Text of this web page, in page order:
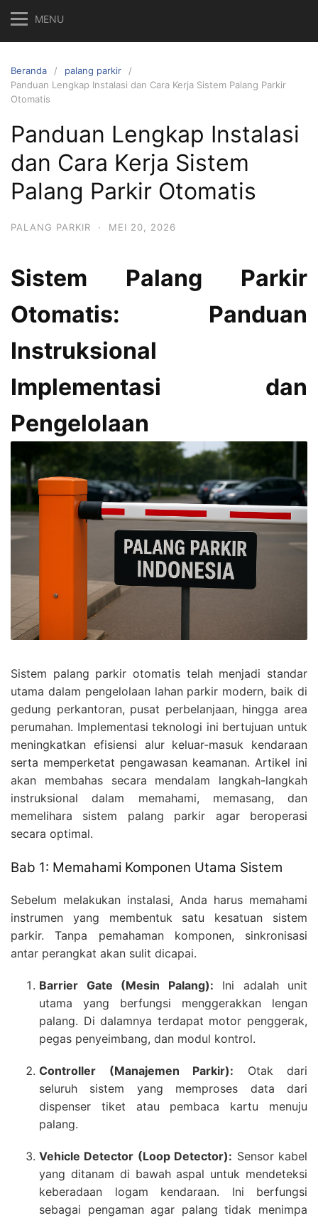
MENU
Beranda
palang parkir
Panduan Lengkap Instalasi dan Cara Kerja Sistem Palang Parkir
Otomatis
Panduan Lengkap Instalasi
dan Cara Kerja Sistem
Palang Parkir Otomatis
PALANG PARKIR · MEI 20, 2026
Sistem Palang Parkir
Otomatis: Panduan
Instruksional
Implementasi dan
Pengelolaan
Sistem palang parkir otomatis telah menjadi standar
utama dalam pengelolaan lahan parkir modern, baik di
gedung perkantoran, pusat perbelanjaan, hingga area
perumahan. Implementasi teknologi ini bertujuan untuk
meningkatkan efisiensi alur keluar-masuk kendaraan
serta memperketat pengawasan keamanan. Artikel ini
akan membahas secara mendalam langkah-langkah
instruksional dalam memahami, memasang, dan
memelihara sistem palang parkir agar beroperasi
secara optimal.
Bab 1: Memahami Komponen Utama Sistem
Sebelum melakukan instalasi, Anda harus memahami
instrumen yang membentuk satu kesatuan sistem
parkir. Tanpa pemahaman komponen, sinkronisasi
antar perangkat akan sulit dicapai.
Barrier Gate (Mesin Palang): Ini adalah unit
utama yang berfungsi menggerakkan lengan
palang. Di dalamnya terdapat motor penggerak,
pegas penyeimbang, dan modul kontrol.
Controller (Manajemen Parkir): Otak dari
seluruh sistem yang memproses data dari
dispenser tiket atau pembaca kartu menuju
palang.
Vehicle Detector (Loop Detector): Sensor kabel
yang ditanam di bawah aspal untuk mendeteksi
keberadaan logam kendaraan. Ini berfungsi
sebagai pengaman agar palang tidak menimpa